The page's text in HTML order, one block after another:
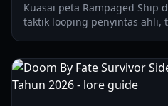
Kuasai peta Rampaged Ship
taktik looping penyintas ahli,